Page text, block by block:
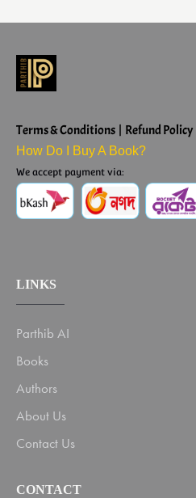
Terms & Conditions | Refund
How Do I Buy A Book?
We accept payment via:
LINKS
Parthib AI
Books
Authors
About Us
Contact Us
CONTACT